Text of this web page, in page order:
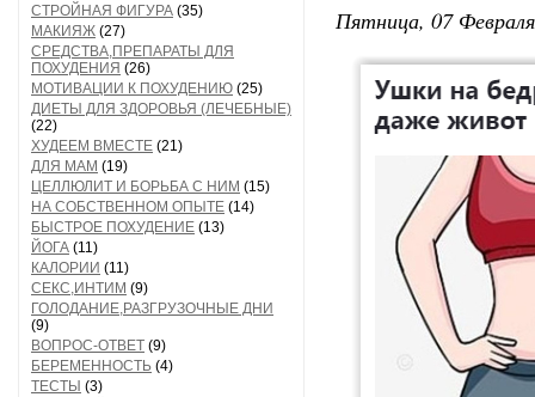
СТРОЙНАЯ ФИГУРА (35)
МАКИЯЖ (27)
СРЕДСТВА,ПРЕПАРАТЫ ДЛЯ
ПОХУДЕНИЯ (26)
МОТИВАЦИИ К ПОХУДЕНИЮ (25)
ДИЕТЫ ДЛЯ ЗДОРОВЬЯ (ЛЕЧЕБНЫЕ)
(22)
ХУДЕЕМ ВМЕСТЕ (21)
ДЛЯ МАМ (19)
ЦЕЛЛЮЛИТ И БОРЬБА С НИМ (15)
НА СОБСТВЕННОМ ОПЫТЕ (14)
БЫСТРОЕ ПОХУДЕНИЕ (13)
ЙОГА (11)
КАЛОРИИ (11)
СЕКС,ИНТИМ (9)
ГОЛОДАНИЕ,РАЗГРУЗОЧНЫЕ ДНИ
(9)
ВОПРОС-ОТВЕТ (9)
БЕРЕМЕННОСТЬ (4)
ТЕСТЫ (3)
Пятница, 07